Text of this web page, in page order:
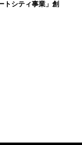
トシティ事業」創